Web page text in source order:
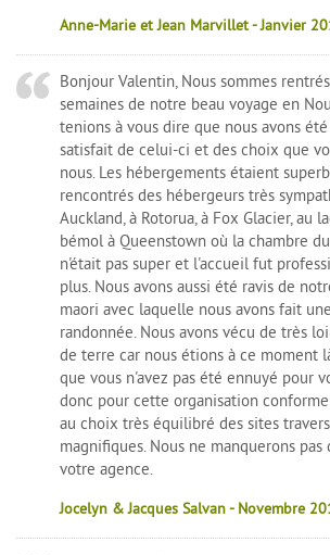
Anne-Marie et Jean Marvillet - Janvier
Bonjour Valentin, Nous sommes
semaines de notre beau voyage en
tenions à vous dire que nous avons
satisfait de celui-ci et des choix que
nous. Les hébergements étaient
rencontrés des hébergeurs très
Auckland, à Rotorua, à Fox Glacier, au
bémol à Queenstown où la chambre
n'était pas super et l'accueil fut
plus. Nous avons aussi été ravis de
maori avec laquelle nous avons fait
randonnée. Nous avons vécu de très
de terre car nous étions à ce moment
que vous n'avez pas été ennuyé pour
donc pour cette organisation
au choix très équilibré des sites
magnifiques. Nous ne manquerons
votre agence.
Jocelyn & Jacques Salvan - Novembre